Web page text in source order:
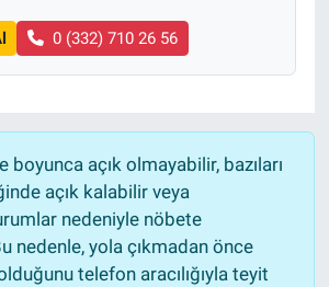
0 (332) 710 26 56
boyunca açık olmayabilir, bazıları
açık kalabilir veya
nedeniyle nöbete
nedenle, yola çıkmadan önce
telefon aracılığıyla teyit